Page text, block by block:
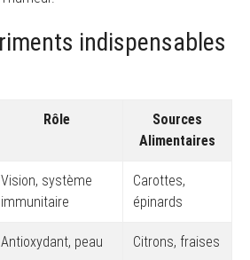
indispensables
Rôle
Sources
Alimentaires
Vision, système
immunitaire
Carottes,
épinards
Antioxydant, peau Citrons, fraises